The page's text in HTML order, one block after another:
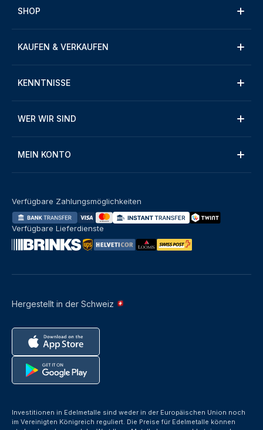
SHOP
KAUFEN & VERKAUFEN
KENNTNISSE
WER WIR SIND
MEIN KONTO
Hergestellt in der Schweiz
Verfügbare Zahlungsmöglichkeiten
Verfügbare Lieferdienste
Investitionen in Edelmetalle sind weder in der Europäischen Union noch
im Vereinigten Königreich reguliert. Die Preise für Edelmetalle können